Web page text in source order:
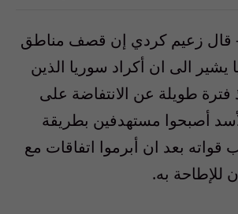
– قال زعيم كردي إن قصف مناطق
الى ان أكراد سوريا الذين
فترة طويلة عن الانتفاضة على
أصبحوا مستهدفين بطريقة
قواته بعد ان أبرموا اتفاقات مع
للإطاحة به.